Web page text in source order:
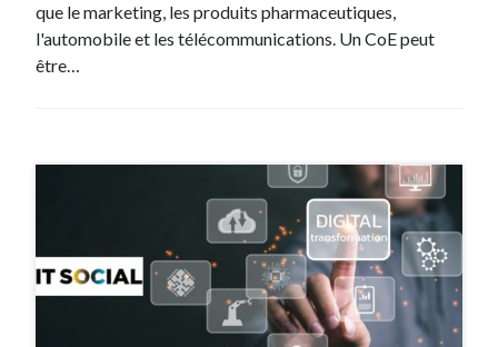
que le marketing, les produits pharmaceutiques,
l'automobile et les télécommunications. Un CoE peut
être…